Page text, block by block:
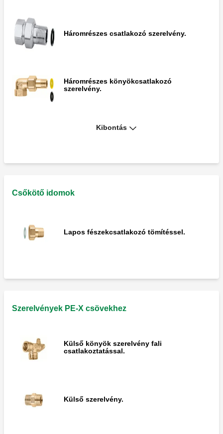
Háromrészes csatlakozó szerelvény.
Háromrészes könyökcsatlakozó
szerelvény.
Háromrészes könyökcsatlakozó
Kibontás
Csőkötő idomok
Lapos fészekcsatlakozó tömítéssel.
Szerelvények PE-X csövekhez
Külső könyök szerelvény fali
csatlakoztatással.
Külső szerelvény.